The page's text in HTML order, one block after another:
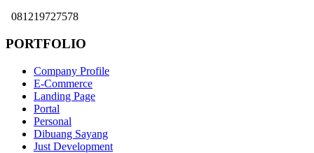
081219727578
PORTFOLIO
Company Profile
E-Commerce
Landing Page
Portal
Personal
Dibuang Sayang
Just Development